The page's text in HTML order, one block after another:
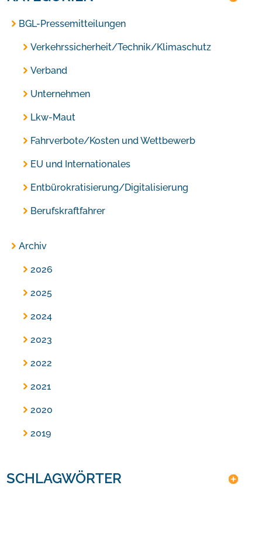
BGL-Pressemitteilungen
Verkehrssicherheit/Technik/Klimaschutz
Verband
Unternehmen
Lkw-Maut
Fahrverbote/Kosten und Wettbewerb
EU und Internationales
Entbürokratisierung/Digitalisierung
Berufskraftfahrer
Archiv
2026
2025
2024
2023
2022
2021
2020
2019
SCHLAGWÖRTER